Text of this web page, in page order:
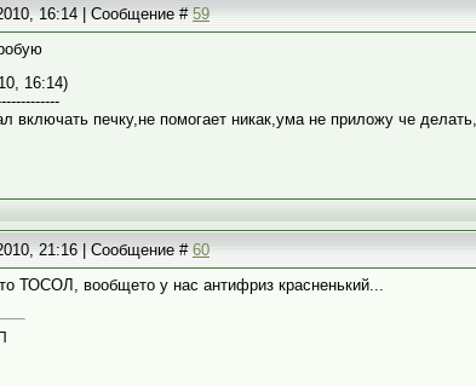
16:14 | Сообщение #59
16:14)
включать печку,не помогает никак,ума не приложу че
21:16 | Сообщение #60
ТОСОЛ, вообщето у нас антифриз красненький...